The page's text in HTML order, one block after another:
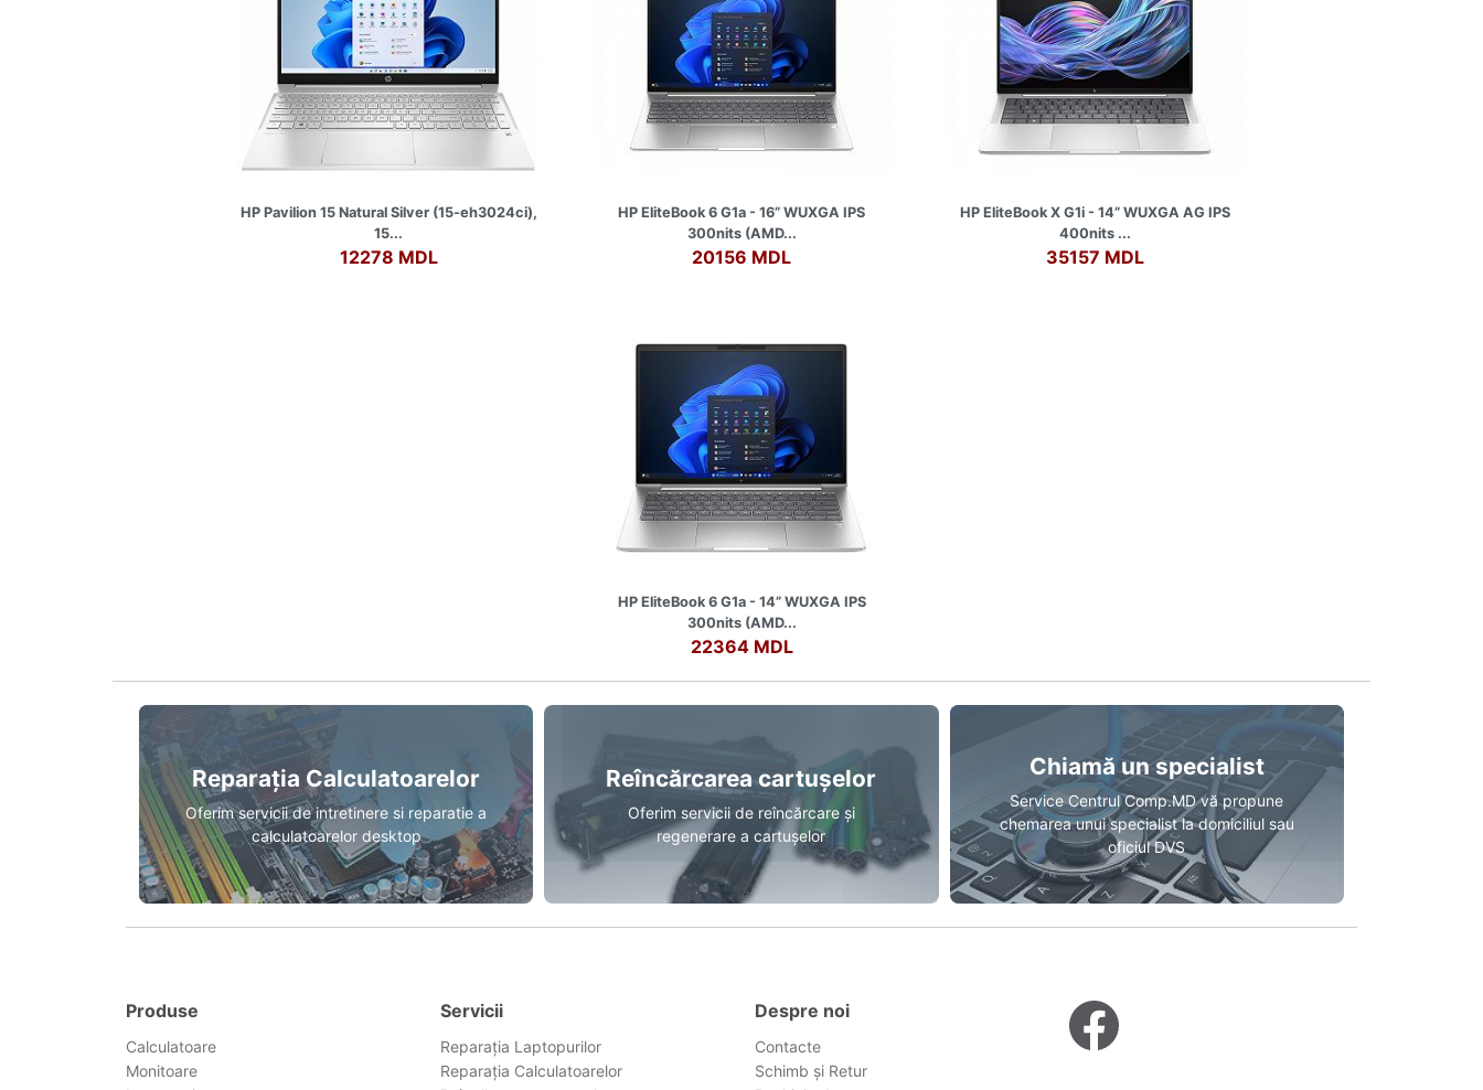
HP Pavilion 15 Natural Silver (15-eh3024ci),
15...
12278 MDL
HP EliteBook 6 G1a - 16” WUXGA IPS
300nits (AMD...
20156 MDL
HP EliteBook X G1i - 14” WUXGA AG IPS
400nits ...
35157 MDL
HP EliteBook 6 G1a - 14” WUXGA IPS
300nits (AMD...
22364 MDL
Reparația Calculatoarelor
Oferim servicii de intretinere si reparatie a
calculatoarelor desktop
Reîncărcarea cartușelor
Oferim servicii de reîncărcare și
regenerare a cartușelor
Chiamă un specialist
Service Centrul Comp.MD vă propune
chemarea unui specialist la domiciliul sau
oficiul DVS
Produse
Calculatoare
Monitoare
Servicii
Reparația Laptopurilor
Reparația Calculatoarelor
Despre noi
Contacte
Schimb și Retur